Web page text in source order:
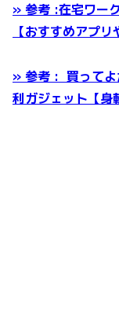
» 参考 :在宅ワー
【おすすめアプリ
» 参考 : 買ってよ
利ガジェット【身